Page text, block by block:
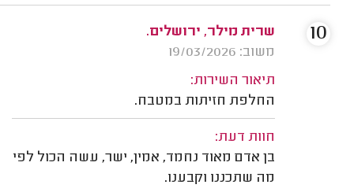
שרית מילר, ירושלים.
משוב: 19/03/2026
תיאור השירות:
החלפת חזיתות במטבח.
חוות דעת:
בן אדם מאוד נחמד, אמין, ישר, עשה הכול לפי
מה שתכננו וקבענו.
10